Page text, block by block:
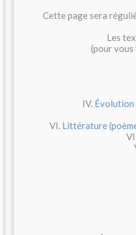
Cette page sera
Les
(pour
IV. Évolution
VI. Littérature